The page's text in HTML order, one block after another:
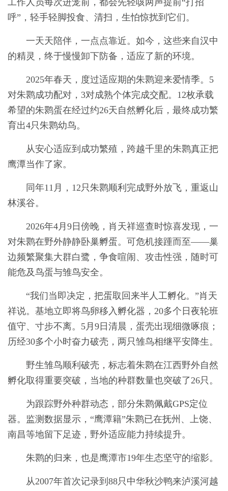
工作人员每次进笼前，都会先轻咳两声提前“打招
呼”，轻手轻脚投食、清扫，生怕惊扰到它们。
一天天陪伴，一点点靠近。如今，这些来自汉中
的精灵，终于慢慢卸下防备，适应了新的环境。
2025年春天，度过适应期的朱鹮迎来爱情季。5
对朱鹮成功配对，3对成熟个体完成交配。12枚承载
希望的朱鹮蛋在经过约26天自然孵化后，最终成功繁
育出4只朱鹮幼鸟。
从安心适应到成功繁殖，跨越千里的朱鹮真正把
鹰潭当作了家。
同年11月，12只朱鹮顺利完成野外放飞，重返山
林溪谷。
2026年4月9日傍晚，肖天祥巡查时惊喜发现，一
对朱鹮在野外静静卧巢孵蛋。可危机接踵而至——巢
边频繁聚集大群白鹭，争食喧闹、攻击性强，随时可
能危及鸟蛋与雏鸟安全。
“我们当即决定，把蛋取回来半人工孵化。”肖天
祥说。基地立即将鸟卵移入孵化器，20多个日夜轮班
值守、寸步不离。5月9日清晨，蛋壳出现细微啄痕；
历经30多个小时奋力破壳，两只雏鸟相继平安降生。
野生雏鸟顺利破壳，标志着朱鹮在江西野外自然
孵化取得重要突破，当地的种群数量也突破了26只。
为跟踪野外种群动态，部分朱鹮佩戴GPS定位
器。监测数据显示，“鹰潭籍”朱鹮已在抚州、上饶、
南昌等地留下足迹，野外适应能力持续提升。
朱鹮的归来，也是鹰潭市19年生态坚守的缩影。
从2007年首次记录到88只中华秋沙鸭来泸溪河越